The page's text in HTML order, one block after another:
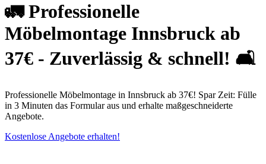
🚛 Professionelle
Möbelmontage Innsbruck ab
37€ - Zuverlässig & schnell! 🛋
Professionelle Möbelmontage in Innsbruck ab 37€! Spar Zeit: Fülle
in 3 Minuten das Formular aus und erhalte maßgeschneiderte
Angebote.
Kostenlose Angebote erhalten!